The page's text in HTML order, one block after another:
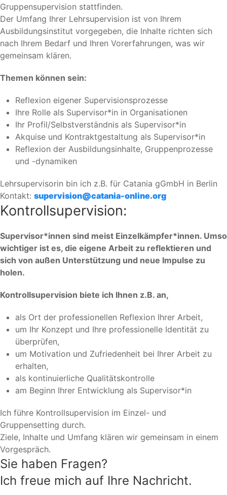
Gruppensupervision stattfinden.
Der Umfang Ihrer Lehrsupervision ist von Ihrem
Ausbildungsinstitut vorgegeben, die Inhalte richten sich
nach Ihrem Bedarf und Ihren Vorerfahrungen, was wir
gemeinsam klären.
Themen können sein:
Reflexion eigener Supervisionsprozesse
Ihre Rolle als Supervisor*in in Organisationen
Ihr Profil/Selbstverständnis als Supervisor*in
Akquise und Kontraktgestaltung als Supervisor*in
Reflexion der Ausbildungsinhalte, Gruppenprozesse
und -dynamiken
Lehrsupervisorin bin ich z.B. für Catania gGmbH in Berlin
Kontakt: supervision@catania-online.org
Kontrollsupervision:
Supervisor*innen sind meist Einzelkämpfer*innen. Umso
wichtiger ist es, die eigene Arbeit zu reflektieren und
sich von außen Unterstützung und neue Impulse zu
holen.
Kontrollsupervision biete ich Ihnen z.B. an,
als Ort der professionellen Reflexion Ihrer Arbeit,
um Ihr Konzept und Ihre professionelle Identität zu
überprüfen,
um Motivation und Zufriedenheit bei Ihrer Arbeit zu
erhalten,
als kontinuierliche Qualitätskontrolle
am Beginn Ihrer Entwicklung als Supervisor*in
Ich führe Kontrollsupervision im Einzel- und
Gruppensetting durch.
Ziele, Inhalte und Umfang klären wir gemeinsam in einem
Vorgespräch.
Sie haben Fragen?
Ich freue mich auf Ihre Nachricht.